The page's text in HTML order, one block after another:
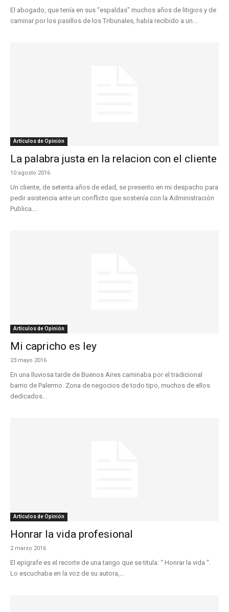
El abogado, que tenía en sus “espaldas” muchos años de litigios y de
caminar por los pasillos de los Tribunales, había recibido a un...
Artículos de Opinión
La palabra justa en la relacion con el cliente
10 agosto 2016
Un cliente, de setenta años de edad, se presento en mi despacho para
pedir asistencia ante un conflicto que sostenía con la Administración
Publica....
Artículos de Opinión
Mi capricho es ley
23 mayo 2016
En una lluviosa tarde de Buenos Aires caminaba por el tradicional
barrio de Palermo. Zona de negocios de todo tipo, muchos de ellos
dedicados...
Artículos de Opinión
Honrar la vida profesional
2 marzo 2016
El epígrafe es el recorte de una tango que se titula: “ Honrar la vida “.
Lo escuchaba en la voz de su autora,...